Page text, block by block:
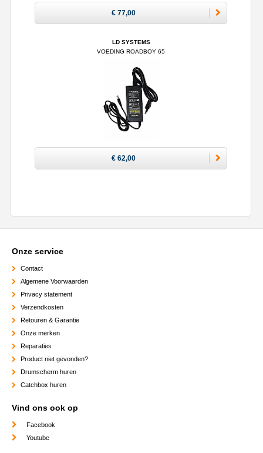
€ 77,00
LD SYSTEMS
VOEDING ROADBOY 65
€ 62,00
Onze service
Contact
Algemene Voorwaarden
Privacy statement
Verzendkosten
Retouren & Garantie
Onze merken
Reparaties
Product niet gevonden?
Drumscherm huren
Catchbox huren
Vind ons ook op
Facebook
Youtube